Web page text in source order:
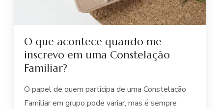
O que acontece quando me
inscrevo em uma Constelação
Familiar?
O papel de quem participa de uma Constelação
Familiar em grupo pode variar, mas é sempre